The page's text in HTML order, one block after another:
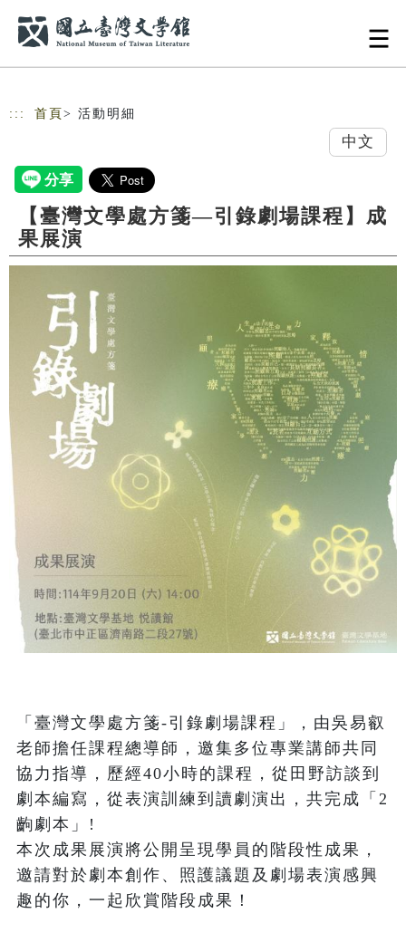
::: 首頁 > 活動明細
中文
【臺灣文學處方箋—引錄劇場課程】成
果展演
「臺灣文學處方箋-引錄劇場課程」，由吳易叡
老師擔任課程總導師，邀集多位專業講師共同
協力指導，歷經40小時的課程，從田野訪談到
劇本編寫，從表演訓練到讀劇演出，共完成「2
齣劇本」!
本次成果展演將公開呈現學員的階段性成果，
邀請對於劇本創作、照護議題及劇場表演感興